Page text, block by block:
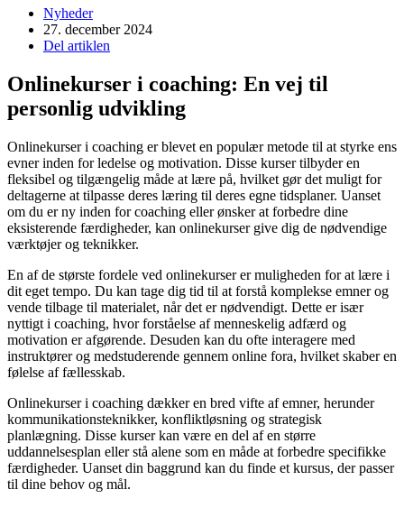
Nyheder
27. december 2024
Del artiklen
Onlinekurser i coaching: En vej til
personlig udvikling
Onlinekurser i coaching er blevet en populær metode til at styrke ens
evner inden for ledelse og motivation. Disse kurser tilbyder en
fleksibel og tilgængelig måde at lære på, hvilket gør det muligt for
deltagerne at tilpasse deres læring til deres egne tidsplaner. Uanset
om du er ny inden for coaching eller ønsker at forbedre dine
eksisterende færdigheder, kan onlinekurser give dig de nødvendige
værktøjer og teknikker.
En af de største fordele ved onlinekurser er muligheden for at lære i
dit eget tempo. Du kan tage dig tid til at forstå komplekse emner og
vende tilbage til materialet, når det er nødvendigt. Dette er især
nyttigt i coaching, hvor forståelse af menneskelig adfærd og
motivation er afgørende. Desuden kan du ofte interagere med
instruktører og medstuderende gennem online fora, hvilket skaber en
følelse af fællesskab.
Onlinekurser i coaching dækker en bred vifte af emner, herunder
kommunikationsteknikker, konfliktløsning og strategisk
planlægning. Disse kurser kan være en del af en større
uddannelsesplan eller stå alene som en måde at forbedre specifikke
færdigheder. Uanset din baggrund kan du finde et kursus, der passer
til dine behov og mål.